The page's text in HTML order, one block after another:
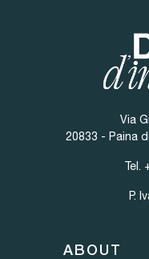
Via
20833 - Paina
Tel.
P.
ABOUT